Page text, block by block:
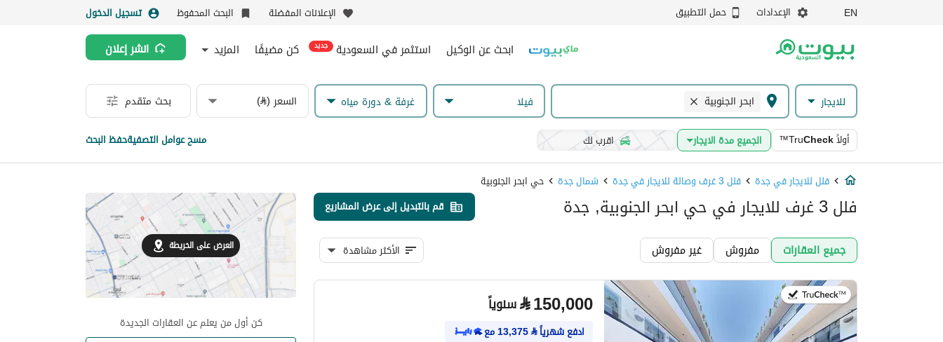
EN الإعدادات حمل التطبيق الإعلانات المفضلة البحث المحفوظ تسجيل الدخول
ابحث عن الوكيل استثمر في السعودية جديد كن مضيفًا المزيد انشر إعلان
للايجار ابحر الجنوبية فیلا غرفة & دورة مياه السعر (⃁) بحث متقدم
أولاً ™TruCheck الجميع مدة الايجار اقرب لك مسح عوامل التصفيةحفظ البحث
فلل للايجار في جدة فلل 3 غرف وصالة للايجار في جدة شمال جدة حي ابحر الجنوبية
فلل 3 غرف للايجار في حي ابحر الجنوبية, جدة قم بالتبديل إلى عرض المشاريع
جميع العقارات مفروش غير مفروش الأكثر مشاهدة
في:27 يوليو 2026 ⃁150,000 سنوياً
ادفع شهرياً⃁
13,375مع
العرض على الخريطة
كن أول من يعلم عن العقارات الجديدة